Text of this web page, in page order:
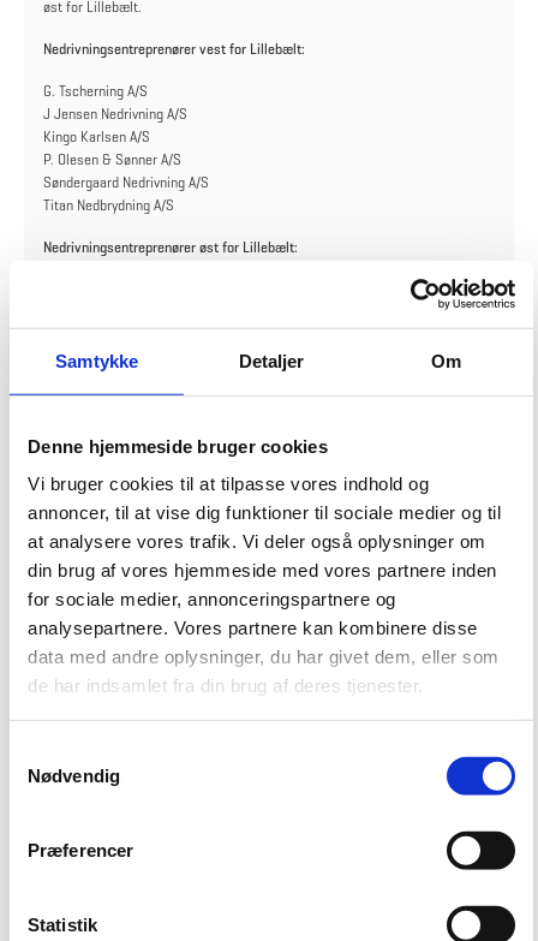
Samtykke Detaljer Om
Denne hjemmeside bruger cookies
Vi bruger cookies til at tilpasse vores indhold og
annoncer, til at vise dig funktioner til sociale medier og til
at analysere vores trafik. Vi deler også oplysninger om
din brug af vores hjemmeside med vores partnere inden
for sociale medier, annonceringspartnere og
analysepartnere. Vores partnere kan kombinere disse
data med andre oplysninger, du har givet dem, eller som
de har indsamlet fra din brug af deres tjenester.
Nødvendig
Præferencer
Statistik
øst for Lillebælt.
Nedrivningsentreprenører vest for Lillebælt:
G. Tscherning A/S
J Jensen Nedrivning A/S
Kingo Karlsen A/S
P. Olesen & Sønner A/S
Søndergaard Nedrivning A/S
Titan Nedbrydning A/S
Nedrivningsentreprenører øst for Lillebælt:
P. Olesen & Sønner A/S
Også rammeaftalerne om miljørådgivning er blevet forlænget med ét år.